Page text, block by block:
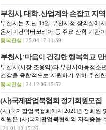
부천시, 대학․산업계와 손잡고 지
부천시는 지난 16일 부천시청 창의실에
온세미컨덕터코리아 등 주요 산학 기관
행복한샘 | 25.04.17 11:39
부천시,‘마음이 건강한 행복학교
부천시(시장 조용익)와 부천시아동청소
건강을 종합적으로 지원하기 위해 추진
행복한샘 | 24.12.06 15:52
(사)국제팝업북협회 정기회원모집
(사)국제팝업북협회에서 2021년 정회원
회원은 (사)국제팝업북협회의 자격증을
| 21.01.18 15:26